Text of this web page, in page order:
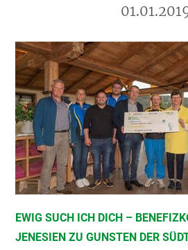
EWIG SUCH ICH DICH –
JENESIEN ZU GUNSTEN DER